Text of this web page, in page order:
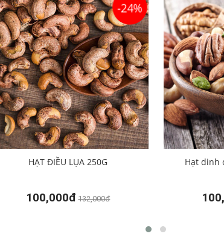
-24%
HẠT ĐIỀU LỤA 250G
100,000đ 132,000đ
Hạt dinh